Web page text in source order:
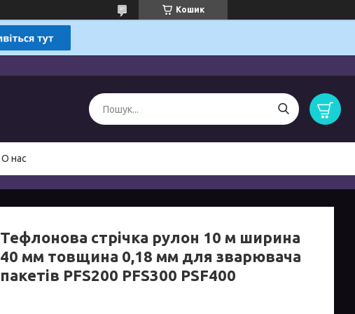
Кошик
О нас
Тефлонова стрічка рулон 10 м ширина
40 мм товщина 0,18 мм для зварювача
пакетів PFS200 PFS300 PSF400